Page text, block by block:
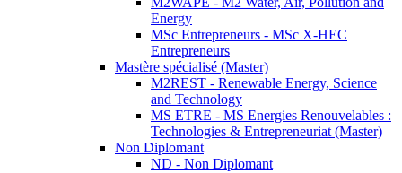
Energy
MSc Entrepreneurs - MSc X-HEC
Entrepreneurs
Mastère spécialisé (Master)
M2REST - Renewable Energy, Science
and Technology
MS ETRE - MS Energies Renouvelables :
Technologies & Entrepreneuriat (Master)
Non Diplomant
ND - Non Diplomant